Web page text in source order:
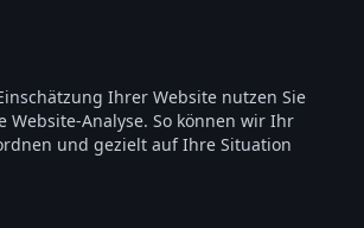
Ihrer Website nutzen Sie
Website-Analyse. So können wir Ihr
und gezielt auf Ihre Situation